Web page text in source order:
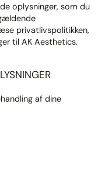
oplysninger, som du
privatlivspolitikken,
til AK Aesthetics.
af dine